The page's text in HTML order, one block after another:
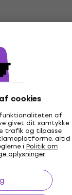
cookies
af
givet dit samtykke
trafik og tilpasse
altid
i Politik om
oplysninger.